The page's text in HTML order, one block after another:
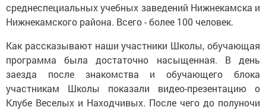
среднеспециальных учебных заведений Нижнекамска и
Нижнекамского района. Всего - более 100 человек.
Как рассказывают наши участники Школы, обучающая
программа была достаточно насыщенная. В день
заезда после знакомства и обучающего блока
участникам Школы показали видео-презентацию о
Клубе Веселых и Находчивых. После чего до полуночи